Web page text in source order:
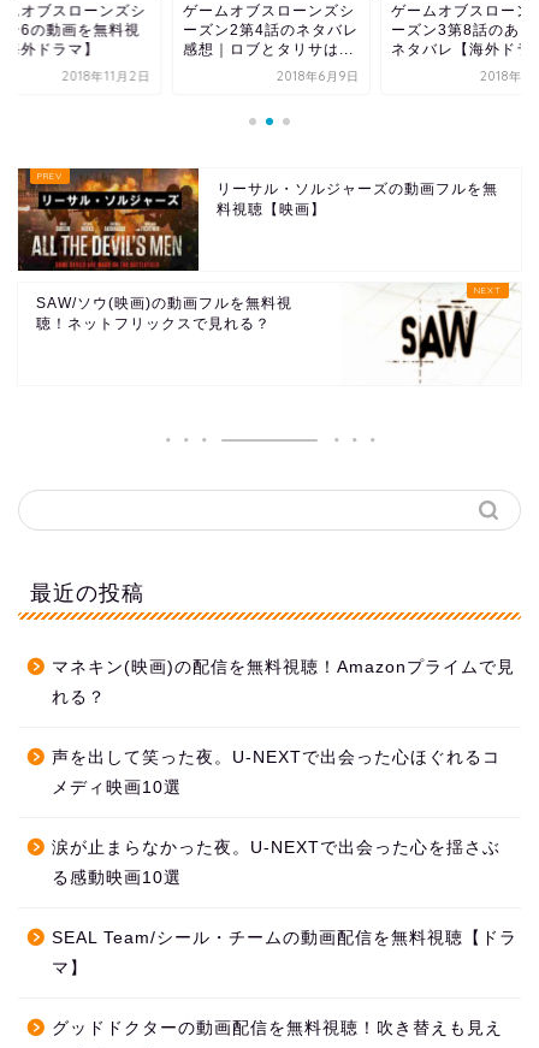
ムオブスローンズシ
ン6の動画を無料視
海外ドラマ】
2018年11月2日
ゲームオブスローンズシ
ーズン2第4話のネタバレ
感想｜ロブとタリサは...
2018年6月9日
ゲームオブスローン
ーズン3第8話のあら
ネタバレ【海外ドラ
2018年8
リーサル・ソルジャーズの動画フルを無
料視聴【映画】
SAW/ソウ(映画)の動画フルを無料視
聴！ネットフリックスで見れる？
最近の投稿
マネキン(映画)の配信を無料視聴！Amazonプライムで見
れる？
声を出して笑った夜。U-NEXTで出会った心ほぐれるコ
メディ映画10選
涙が止まらなかった夜。U-NEXTで出会った心を揺さぶ
る感動映画10選
SEAL Team/シール・チームの動画配信を無料視聴【ドラ
マ】
グッドドクターの動画配信を無料視聴！吹き替えも見え